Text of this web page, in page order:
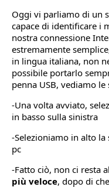
Oggi vi parliamo di un
capace di identificare i
nostra connessione
estremamente
in lingua italiana, non
possibile portarlo
penna USB, vediamo
-Una volta avviato,
in basso sulla sinistra
-Selezioniamo in alto
pc
-Fatto ciò, non ci resta
più veloce, dopo di